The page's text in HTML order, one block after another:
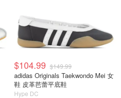
$104.99 $149.99
adidas Originals Taekwondo Mei 女
鞋 皮革芭蕾平底鞋
Hype DC